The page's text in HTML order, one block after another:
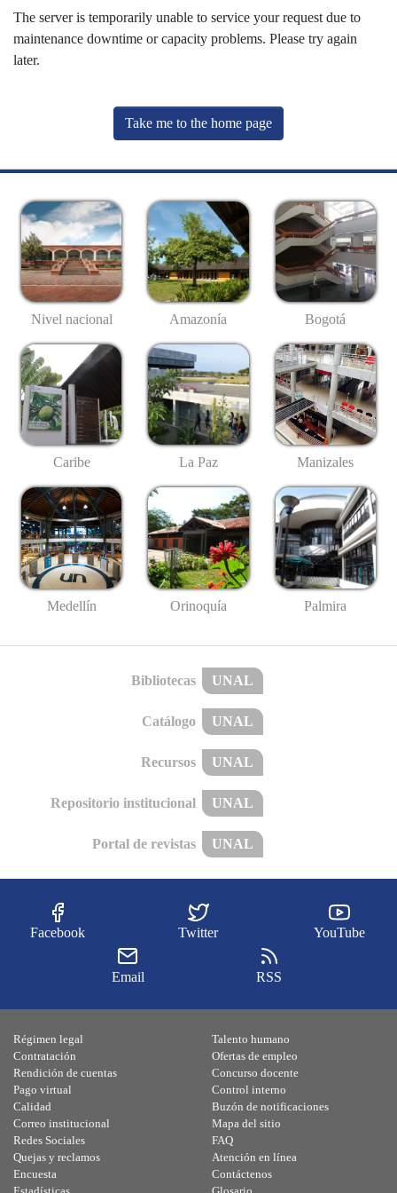
The server is temporarily unable to service your request due to
maintenance downtime or capacity problems. Please try again
later.
Take me to the home page
Nivel nacional Amazonía Bogotá
Caribe La Paz Manizales
Medellín Orinoquía Palmira
Bibliotecas UNAL
Catálogo UNAL
Recursos UNAL
Repositorio institucional UNAL
Portal de revistas UNAL
Facebook Twitter YouTube
Email RSS
Régimen legal
Contratación
Rendición de cuentas
Pago virtual
Calidad
Talento humano
Ofertas de empleo
Concurso docente
Control interno
Buzón de notificaciones
Correo institucional
Redes Sociales
Quejas y reclamos
Encuesta
Mapa del sitio
FAQ
Atención en línea
Contáctenos